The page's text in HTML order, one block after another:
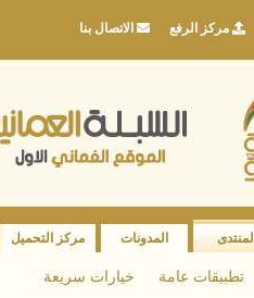
مركز الرفع الاتصال بنا
تطبيقات عامة خيارات سريعة
المدونات مركز التحميل